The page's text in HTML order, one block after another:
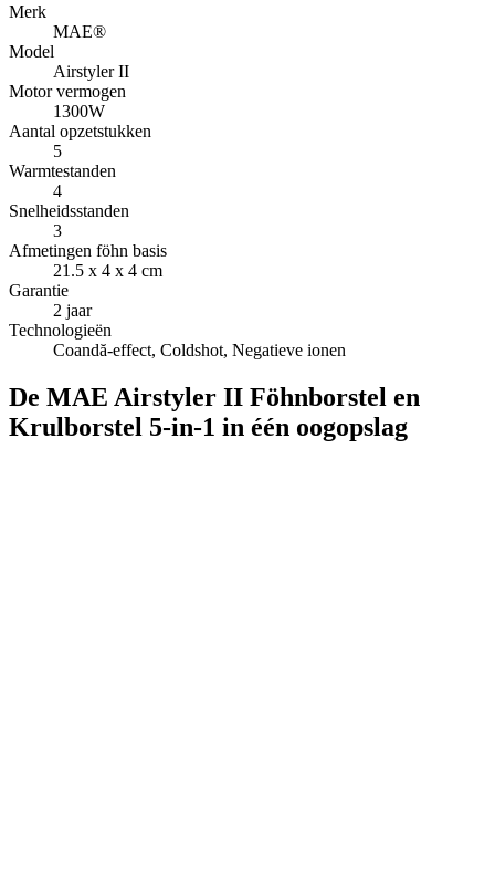
Merk
MAE®
Model
Airstyler II
Motor vermogen
1300W
Aantal opzetstukken
5
Warmtestanden
4
Snelheidsstanden
3
Afmetingen föhn basis
21.5 x 4 x 4 cm
Garantie
2 jaar
Technologieën
Coandă-effect, Coldshot, Negatieve ionen
De MAE Airstyler II Föhnborstel en
Krulborstel 5-in-1 in één oogopslag